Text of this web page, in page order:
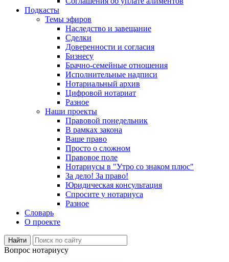
Подкасты
Темы эфиров
Наследство и завещание
Сделки
Доверенности и согласия
Бизнесу
Брачно-семейные отношения
Исполнительные надписи
Нотариальный архив
Цифровой нотариат
Разное
Наши проекты
Правовой понедельник
В рамках закона
Ваше право
Просто о сложном
Правовое поле
Нотариусы в "Утро со знаком плюс"
За дело! За право!
Юридическая консультация
Спросите у нотариуса
Разное
Словарь
О проекте
Вопрос нотариусу